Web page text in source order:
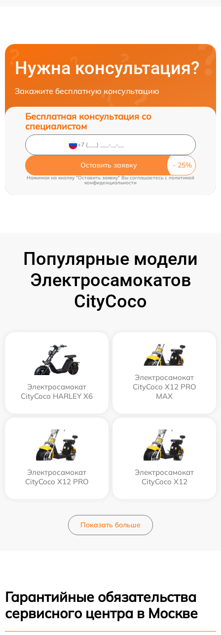
Нужна консультация?
Закажите бесплатную консультацию
Бесплатная консультация со
специалистом
Оставить заявку
Нажимая на кнопку "Оставить заявку" Вы соглашаетесь cполитикой
конфиденциальности
Популярные модели
Электросамокатов
CityCoco
Электросамокат
CityCoco HARLEY X6
Электросамокат
CityCoco X12 PRO
MAX
Электросамокат
CityCoco X12 PRO
Электросамокат
CityCoco X12
Показать больше
Гарантийные обязательства
сервисного центра в Москве